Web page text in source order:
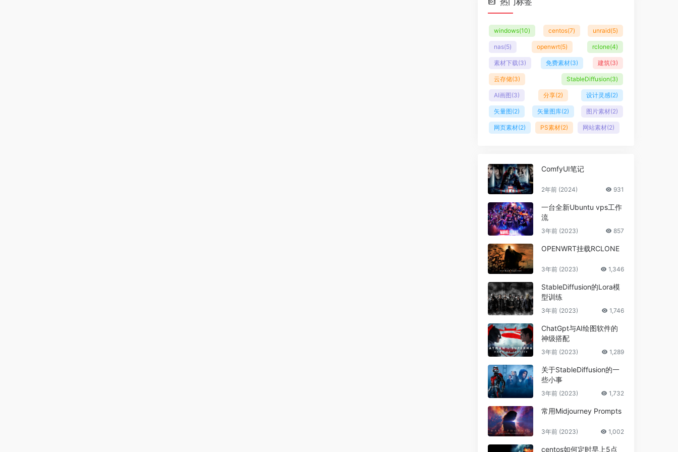
windows(10) centos(7) unraid(5)
nas(5) openwrt(5) rclone(4)
素材下载(3) 免费素材(3) 建筑(3)
云存储(3) StableDiffusion(3)
AI画图(3) 分享(2) 设计灵感(2)
矢量图(2) 矢量图库(2) 图片素材(2)
网页素材(2) PS素材(2) 网站素材(2)
ComfyUI笔记
2年前 (2024) 931
一台全新Ubuntu vps工作
流
3年前 (2023) 857
OPENWRT挂载RCLONE
3年前 (2023) 1,346
StableDiffusion的Lora模
型训练
3年前 (2023) 1,746
ChatGpt与AI绘图软件的
神级搭配
3年前 (2023) 1,289
关于StableDiffusion的一
些小事
3年前 (2023) 1,732
常用Midjourney Prompts
3年前 (2023) 1,002
centos如何定时早上5点